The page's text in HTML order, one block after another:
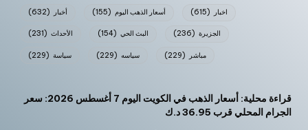
أخبار (632) أسعار الذهب اليوم (155) اخبار (615)
الأحداث (231) البث الحي (154) الجزيرة (236)
سياسة (229) سياسه (229) مباشر (229)
قراءة محلية: أسعار الذهب في الكويت اليوم 7 أغسطس 2026: سعر
الجرام المحلي قرب 36.95 د.ك